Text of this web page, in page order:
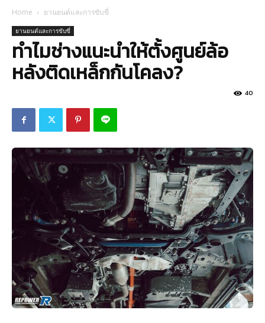
Home ยานยนต์และการขับขี่
ยานยนต์และการขับขี่
ทำไมช่างแนะนำให้ตั้งศูนย์ล้อ
หลังติดเหล็กกันโคลง?
40